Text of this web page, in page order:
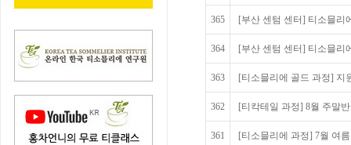
365 [부산 센텀 센터] 티소믈리
364 [부산 센텀 센터] 티소믈리
363 [티소믈리에 골드 과정] 지
362 [티칵테일 과정] 8월 주말
361 [티소믈리에 과정] 7월 여